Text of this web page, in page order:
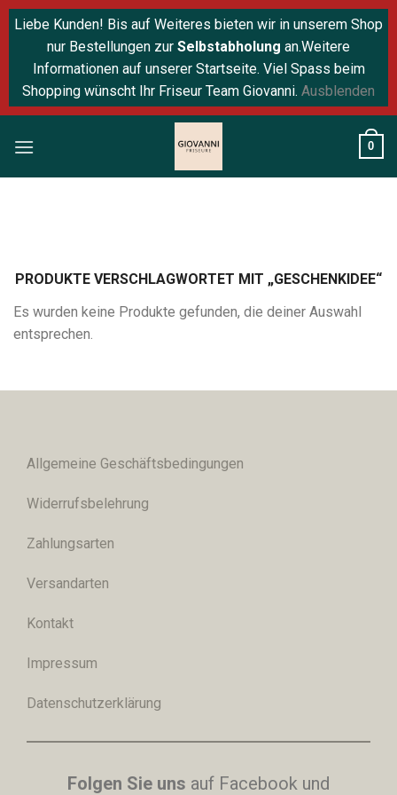
Liebe Kunden! Bis auf Weiteres bieten wir in unserem Shop
nur Bestellungen zur Selbstabholung an.Weitere
Informationen auf unserer Startseite. Viel Spass beim
Shopping wünscht Ihr Friseur Team Giovanni. Ausblenden
0
PRODUKTE VERSCHLAGWORTET MIT „GESCHENKIDEE“
Es wurden keine Produkte gefunden, die deiner Auswahl
entsprechen.
Allgemeine Geschäftsbedingungen
Widerrufsbelehrung
Zahlungsarten
Versandarten
Kontakt
Impressum
Datenschutzerklärung
Folgen Sie uns auf Facebook und